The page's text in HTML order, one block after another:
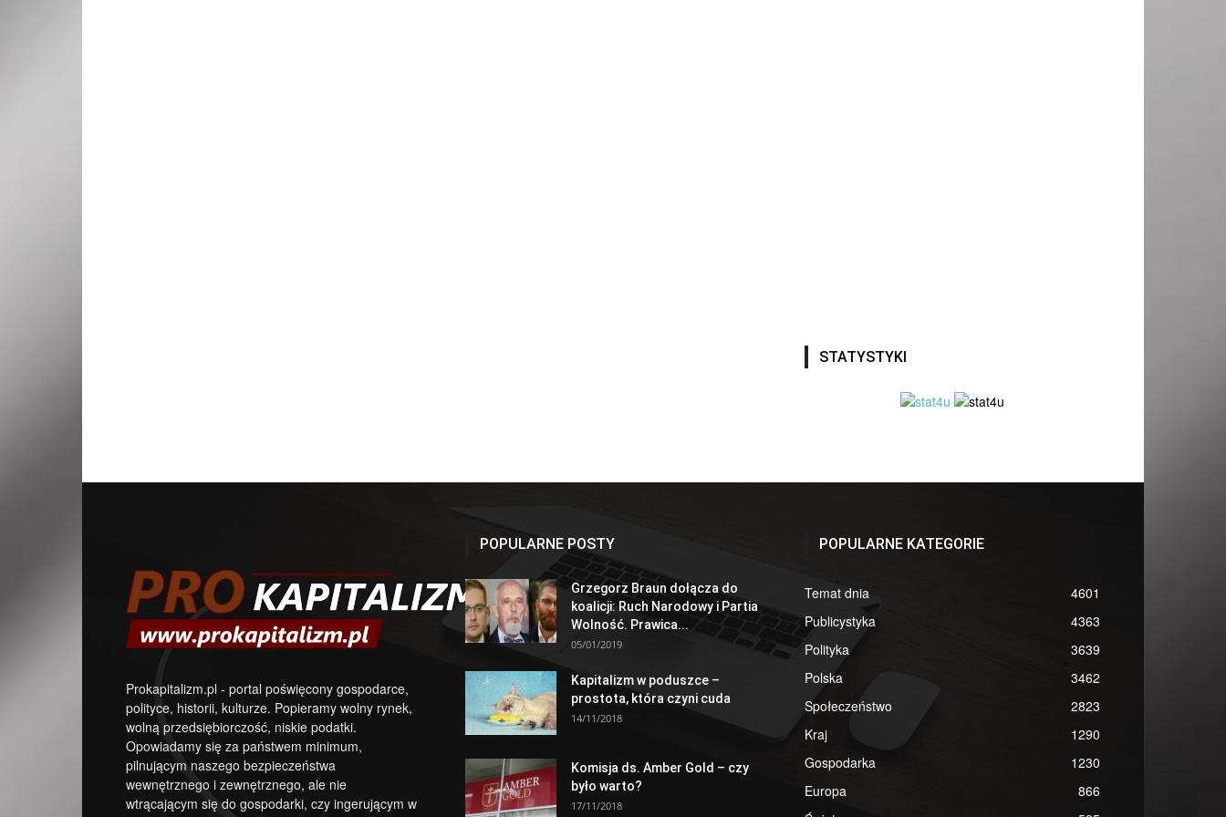
STATYSTYKI
Prokapitalizm.pl - portal poświęcony gospodarce,
polityce, historii, kulturze. Popieramy wolny rynek,
wolną przedsiębiorczość, niskie podatki.
Opowiadamy się za państwem minimum,
pilnującym naszego bezpieczeństwa
wewnętrznego i zewnętrznego, ale nie
wtrącającym się do gospodarki, czy ingerującym w
POPULARNE POSTY
Grzegorz Braun dołącza do
koalicji: Ruch Narodowy i Partia
Wolność. Prawica...
05/01/2019
Kapitalizm w poduszce –
prostota, która czyni cuda
14/11/2018
Komisja ds. Amber Gold – czy
było warto?
17/11/2018
POPULARNE KATEGORIE
Temat dnia
4601
Publicystyka
4363
Polityka
3639
Polska
3462
Społeczeństwo
2823
Kraj
1290
Gospodarka
1230
Europa
866